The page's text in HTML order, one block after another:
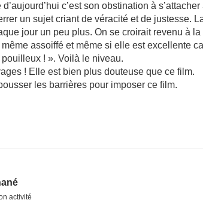
c’est son obstination à
un sujet criant de véracité et de justesse.
jour un peu plus. On se croirait revenu à la
assoiffé et même si elle est excellente
pouilleux ! ». Voilà le niveau.
! Elle est bien plus douteuse que ce film.
les barrières pour imposer ce film.
activité